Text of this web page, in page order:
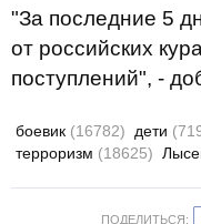
"За последние 5
от российских
поступлений", -
боевик (16782) дети
терроризм (18625)
ПОДЕЛИТЬСЯ: